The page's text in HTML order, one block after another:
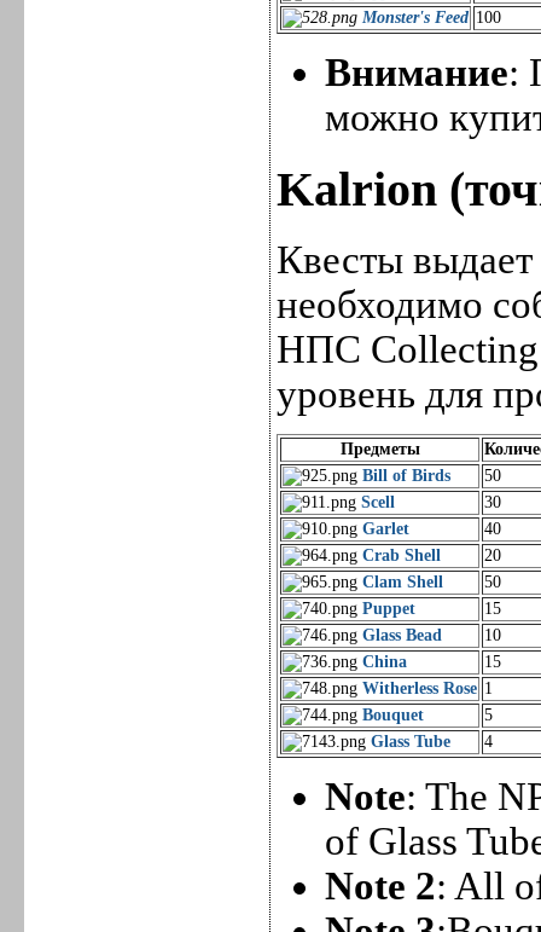
Monster's Feed 100
Внимание:
можно
Kalrion
Квесты
необходимо
НПС
уровень для
Предметы
Bill of Birds
50
Scell
30
Garlet
40
Crab Shell
20
Clam Shell
50
Puppet
15
Glass Bead
10
China
15
Witherless Rose 1
Bouquet
5
Glass Tube
4
Note: The
of Glass
Note 2: All